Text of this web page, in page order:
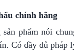
chính hãng
sản phẩm nói
Có đầy đủ pháp